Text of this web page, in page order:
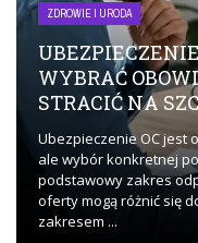
ZDROWIE I URODA
WYBRAĆ
STRACIĆ NA
Ubezpieczenie OC jest
ale wybór konkretnej
podstawowy zakres
oferty mogą różnić się
zakresem ...